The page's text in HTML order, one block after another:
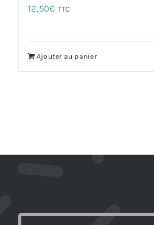
12,50€ TTC
Ajouter au panier